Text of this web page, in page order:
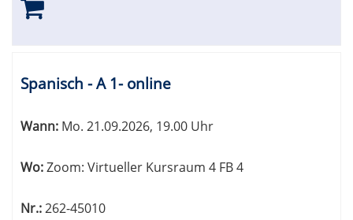
Spanisch - A 1- online
Wann: Mo. 21.09.2026, 19.00 Uhr
Wo:Zoom: Virtueller Kursraum 4 FB 4
Nr.:262-45010